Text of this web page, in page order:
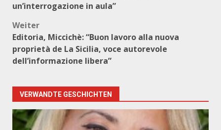
un’interrogazione in aula”
Weiter
Editoria, Miccichè: “Buon lavoro alla nuova
proprietà de La Sicilia, voce autorevole
dell’informazione libera”
VERWANDTE GESCHICHTEN